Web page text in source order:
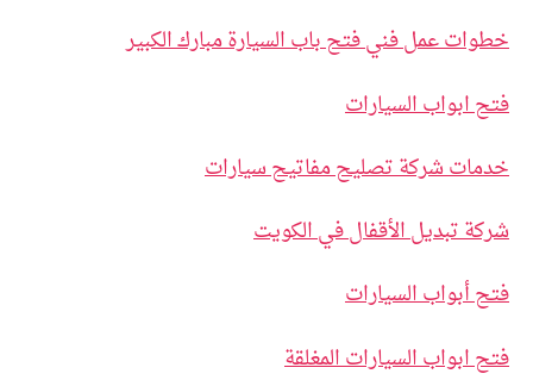
خطوات عمل فني فتح باب السيارة مبارك الكبير
فتح ابواب السيارات
خدمات شركة تصليح مفاتيح سيارات
شركة تبديل الأقفال في الكويت
فتح أبواب السيارات
فتح ابواب السيارات المغلقة